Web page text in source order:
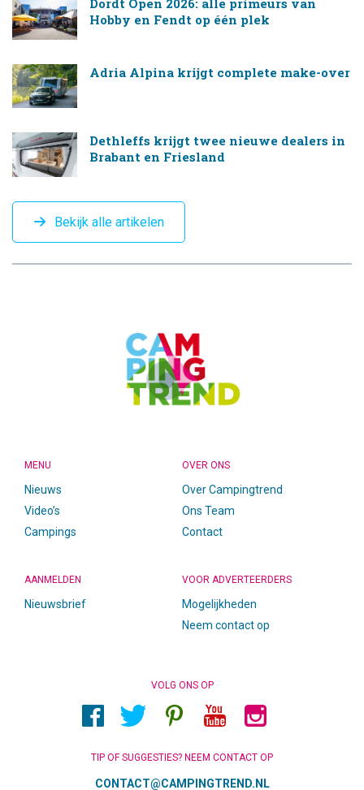
Hobby en Fendt op één plek
Adria Alpina krijgt complete make-over
Dethleffs krijgt twee nieuwe dealers in
Brabant en Friesland
Bekijk alle artikelen
MENU
Nieuws
Video’s
Campings
OVER ONS
Over Campingtrend
Ons Team
Contact
AANMELDEN
Nieuwsbrief
VOOR ADVERTEERDERS
Mogelijkheden
Neem contact op
VOLG ONS OP
TIP OF SUGGESTIES? NEEM CONTACT OP
CONTACT@CAMPINGTREND.NL